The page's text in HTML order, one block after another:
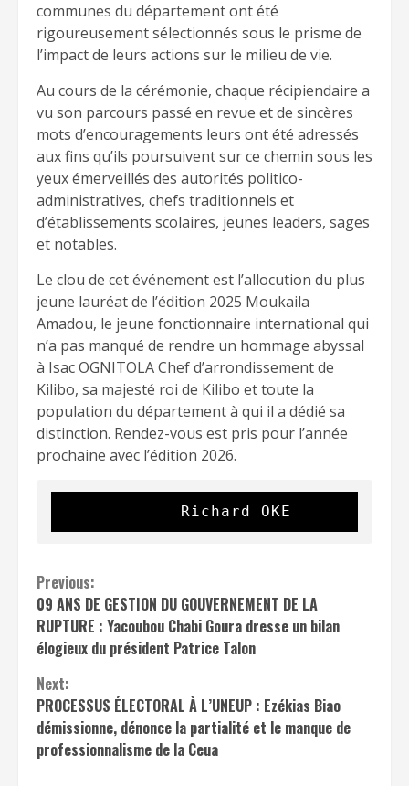
communes du département ont été
rigoureusement sélectionnés sous le prisme de
l’impact de leurs actions sur le milieu de vie.
Au cours de la cérémonie, chaque récipiendaire a
vu son parcours passé en revue et de sincères
mots d’encouragements leurs ont été adressés
aux fins qu’ils poursuivent sur ce chemin sous les
yeux émerveillés des autorités politico-
administratives, chefs traditionnels et
d’établissements scolaires, jeunes leaders, sages
et notables.
Le clou de cet événement est l’allocution du plus
jeune lauréat de l’édition 2025 Moukaila
Amadou, le jeune fonctionnaire international qui
n’a pas manqué de rendre un hommage abyssal
à Isac OGNITOLA Chef d’arrondissement de
Kilibo, sa majesté roi de Kilibo et toute la
population du département à qui il a dédié sa
distinction. Rendez-vous est pris pour l’année
prochaine avec l’édition 2026.
            Richard OKE
Continue
Reading
Previous:
09 ANS DE GESTION DU GOUVERNEMENT DE LA
RUPTURE : Yacoubou Chabi Goura dresse un bilan
élogieux du président Patrice Talon
Next:
PROCESSUS ÉLECTORAL À L’UNEUP : Ezékias Biao
démissionne, dénonce la partialité et le manque de
professionnalisme de la Ceua